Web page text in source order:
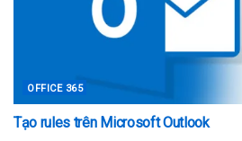
OFFICE 365
Tạo rules trên Microsoft Outlook